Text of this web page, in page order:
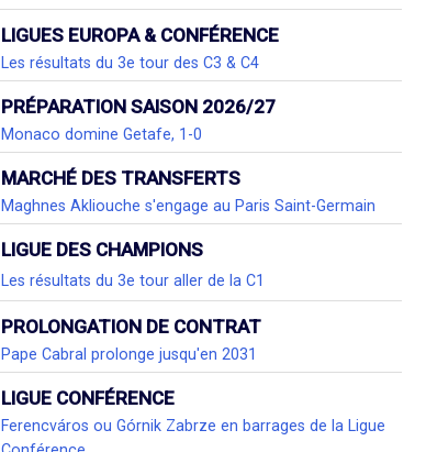
LIGUES EUROPA & CONFÉRENCE
Les résultats du 3e tour des C3 & C4
PRÉPARATION SAISON 2026/27
Monaco domine Getafe, 1-0
MARCHÉ DES TRANSFERTS
Maghnes Akliouche s'engage au Paris Saint-Germain
LIGUE DES CHAMPIONS
Les résultats du 3e tour aller de la C1
PROLONGATION DE CONTRAT
Pape Cabral prolonge jusqu'en 2031
LIGUE CONFÉRENCE
Ferencváros ou Górnik Zabrze en barrages de la Ligue